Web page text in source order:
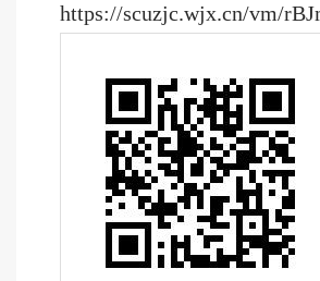
https://scuzjc.wjx.cn/vm/